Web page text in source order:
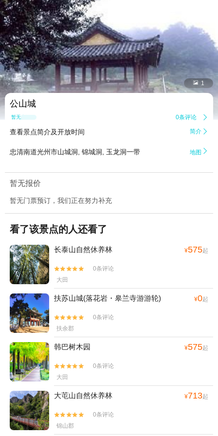
 1
公山城
暂无点评 0条评论 
查看景点简介及开放时间 简介 
忠清南道光州市山城洞, 锦城洞, 玉龙洞一带 地图 
暂无报价
暂无门票预订，我们正在努力补充
看了该景点的人还看了
长泰山自然休养林 ¥575起


0条评论
大田
扶苏山城(落花岩・皋兰寺游游轮) ¥0起


0条评论
扶余郡
韩巴树木园 ¥575起


0条评论
大田
大芚山自然休养林 ¥713起


0条评论
锦山郡
